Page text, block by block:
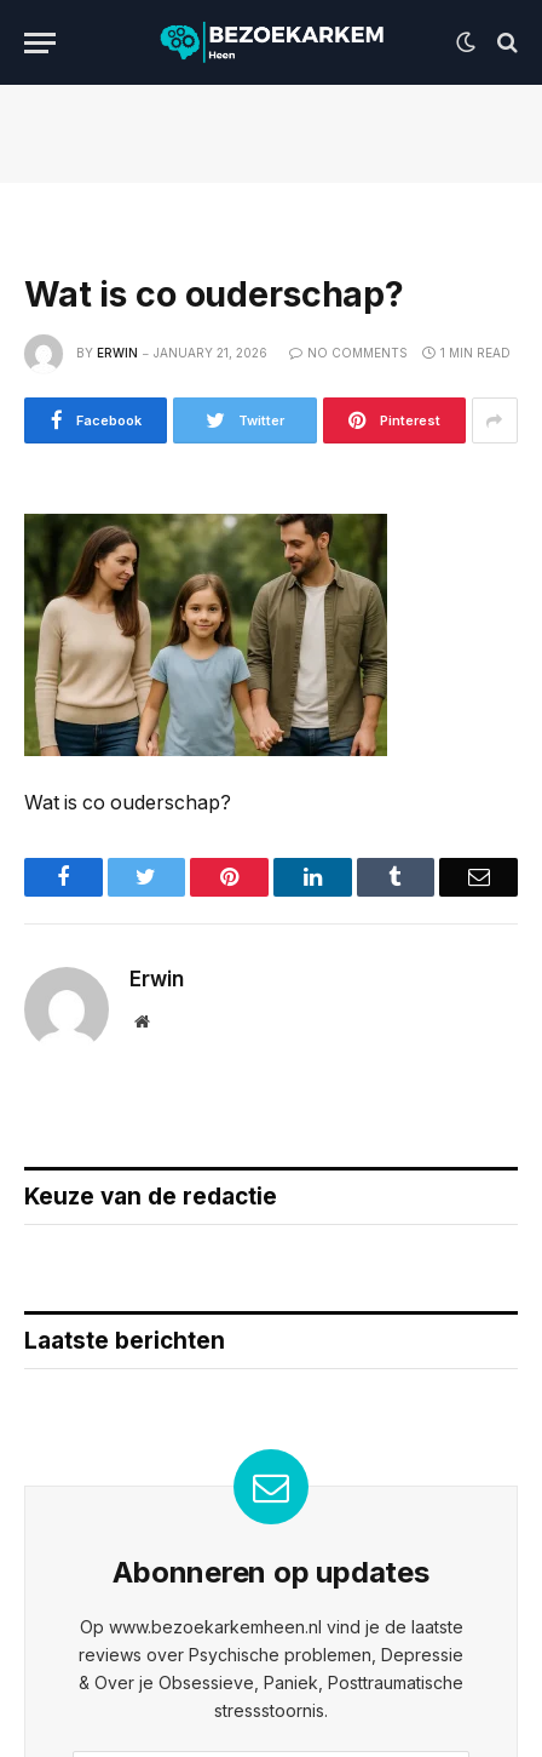
Wat is co ouderschap?
BY ERWIN JANUARY 21, 2026 NO COMMENTS 1 MIN READ
Facebook Twitter Pinterest
Wat is co ouderschap?
Facebook Pinterest LinkedIn Email
Erwin
Website
Keuze van de redactie
Laatste berichten
Abonneren op updates
Op www.bezoekarkemheen.nl vind je de laatste
reviews over Psychische problemen, Depressie
& Over je Obsessieve, Paniek, Posttraumatische
stressstoornis.